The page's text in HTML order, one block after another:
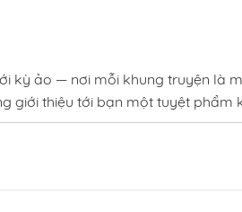
kỳ ảo — nơi mỗi khung truyện là
giới thiệu tới bạn một tuyệt phẩm
hay kinh dị rợn tóc gáy — đều